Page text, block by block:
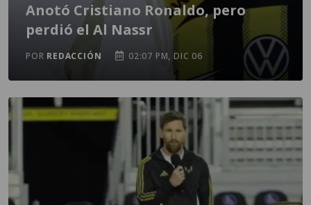
Anotó Cristiano Ronaldo, pero
perdió el Al Nassr
POR REDACCIÓN 02:07 PM, DIC 06